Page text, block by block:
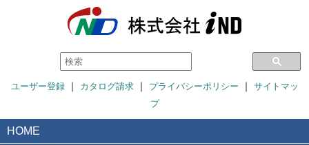
ユーザー登録｜ カタログ請求｜ プライバシーポリシー ｜ サイトマッ
プ
HOME